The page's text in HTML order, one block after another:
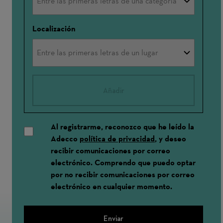
Localización
Al registrarme, reconozco que he leído la
Adecco política de privacidad, y deseo
recibir comunicaciones por correo
electrónico. Comprendo que puedo optar
por no recibir comunicaciones por correo
electrónico en cualquier momento.
Enviar